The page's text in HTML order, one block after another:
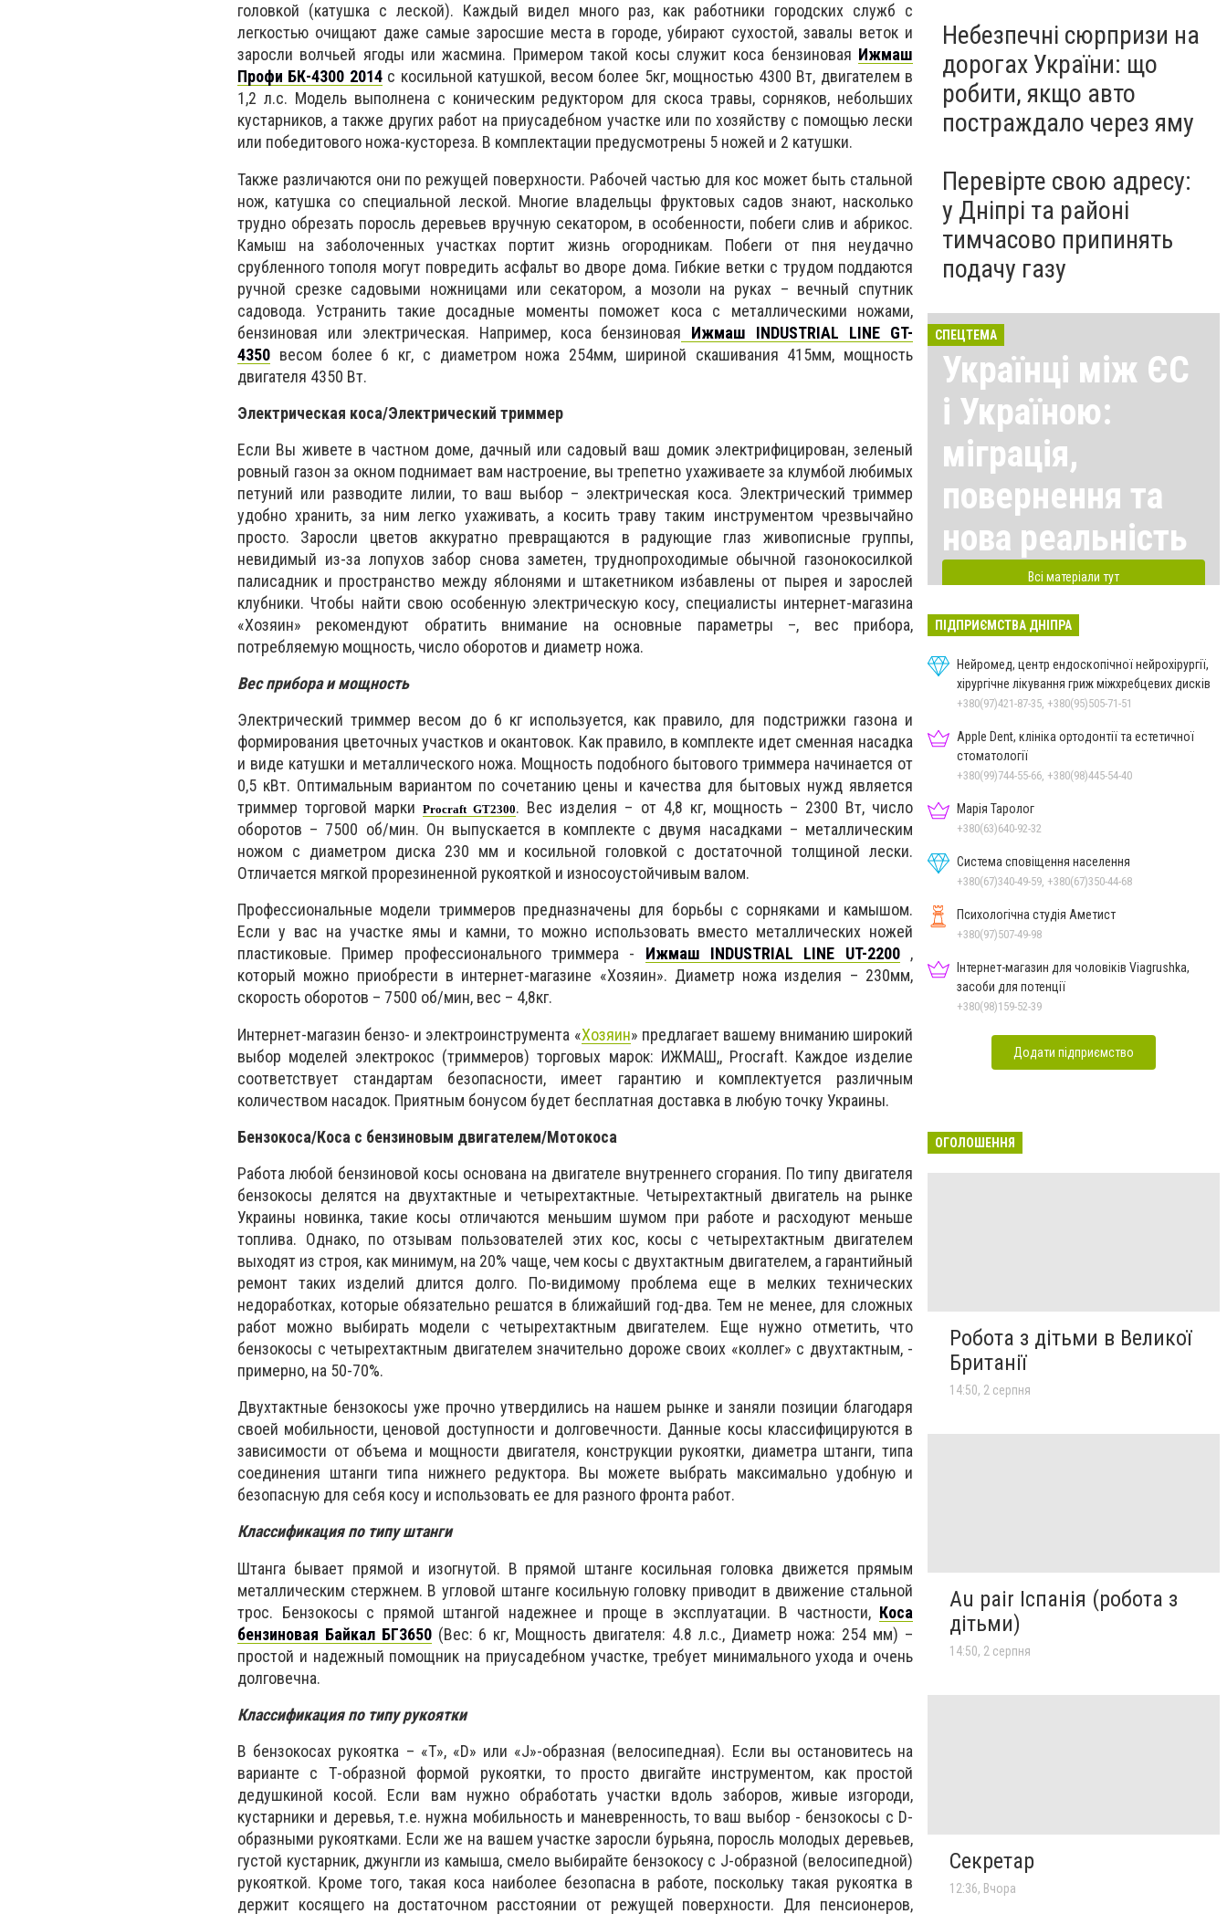
головкой (катушка с леской). Каждый видел много раз, как работники городских служб с
легкостью очищают даже самые заросшие места в городе, убирают сухостой, завалы веток и
заросли волчьей ягоды или жасмина. Примером такой косы служит коса бензиновая Ижмаш
Профи БК-4300 2014с косильной катушкой, весом более 5кг, мощностью 4300 Вт, двигателем в
1,2 л.с. Модель выполнена с коническим редуктором для скоса травы, сорняков, небольших
кустарников, а также других работ на приусадебном участке или по хозяйству с помощью лески
или победитового ножа-кустореза. В комплектации предусмотрены 5 ножей и 2 катушки.
Также различаются они по режущей поверхности. Рабочей частью для кос может быть стальной
нож, катушка со специальной леской. Многие владельцы фруктовых садов знают, насколько
трудно обрезать поросль деревьев вручную секатором, в особенности, побеги слив и абрикос.
Камыш на заболоченных участках портит жизнь огородникам. Побеги от пня неудачно
срубленного тополя могут повредить асфальт во дворе дома. Гибкие ветки с трудом поддаются
ручной срезке садовыми ножницами или секатором, а мозоли на руках – вечный спутник
садовода. Устранить такие досадные моменты поможет коса с металлическими ножами,
бензиновая или электрическая. Например, коса бензиновая Ижмаш INDUSTRIAL LINE GT-
4350 весом более 6 кг, с диаметром ножа 254мм, шириной скашивания 415мм, мощность
двигателя 4350 Вт.
Электрическая коса/Электрический триммер
Если Вы живете в частном доме, дачный или садовый ваш домик электрифицирован, зеленый
ровный газон за окном поднимает вам настроение, вы трепетно ухаживаете за клумбой любимых
петуний или разводите лилии, то ваш выбор – электрическая коса. Электрический триммер
удобно хранить, за ним легко ухаживать, а косить траву таким инструментом чрезвычайно
просто. Заросли цветов аккуратно превращаются в радующие глаз живописные группы,
невидимый из-за лопухов забор снова заметен, труднопроходимые обычной газонокосилкой
палисадник и пространство между яблонями и штакетником избавлены от пырея и зарослей
клубники. Чтобы найти свою особенную электрическую косу, специалисты интернет-магазина
«Хозяин» рекомендуют обратить внимание на основные параметры –, вес прибора,
потребляемую мощность, число оборотов и диаметр ножа.
Вес прибора и мощность
Электрический триммер весом до 6 кг используется, как правило, для подстрижки газона и
формирования цветочных участков и окантовок. Как правило, в комплекте идет сменная насадка
и виде катушки и металлического ножа. Мощность подобного бытового триммера начинается от
0,5 кВт. Оптимальным вариантом по сочетанию цены и качества для бытовых нужд является
триммер торговой маркиProcraft GT2300. Вес изделия – от 4,8 кг, мощность – 2300 Вт, число
оборотов – 7500 об/мин. Он выпускается в комплекте с двумя насадками – металлическим
ножом с диаметром диска 230 мм и косильной головкой с достаточной толщиной лески.
Отличается мягкой прорезиненной рукояткой и износоустойчивым валом.
Профессиональные модели триммеров предназначены для борьбы с сорняками и камышом.
Если у вас на участке ямы и камни, то можно использовать вместо металлических ножей
пластиковые. Пример профессионального триммера - Ижмаш INDUSTRIAL LINE UT-2200,
который можно приобрести в интернет-магазине «Хозяин». Диаметр ножа изделия – 230мм,
скорость оборотов – 7500 об/мин, вес – 4,8кг.
Интернет-магазин бензо- и электроинструмента «Хозяин» предлагает вашему вниманию широкий
выбор моделей электрокос (триммеров) торговых марок: ИЖМАШ,, Procraft. Каждое изделие
соответствует стандартам безопасности, имеет гарантию и комплектуется различным
количеством насадок. Приятным бонусом будет бесплатная доставка в любую точку Украины.
Бензокоса/Коса с бензиновым двигателем/Мотокоса
Работа любой бензиновой косы основана на двигателе внутреннего сгорания. По типу двигателя
бензокосы делятся на двухтактные и четырехтактные. Четырехтактный двигатель на рынке
Украины новинка, такие косы отличаются меньшим шумом при работе и расходуют меньше
топлива. Однако, по отзывам пользователей этих кос, косы с четырехтактным двигателем
выходят из строя, как минимум, на 20% чаще, чем косы с двухтактным двигателем, а гарантийный
ремонт таких изделий длится долго. По-видимому проблема еще в мелких технических
недоработках, которые обязательно решатся в ближайший год-два. Тем не менее, для сложных
работ можно выбирать модели с четырехтактным двигателем. Еще нужно отметить, что
бензокосы с четырехтактным двигателем значительно дороже своих «коллег» с двухтактным, -
примерно, на 50-70%.
Двухтактные бензокосы уже прочно утвердились на нашем рынке и заняли позиции благодаря
своей мобильности, ценовой доступности и долговечности. Данные косы классифицируются в
зависимости от объема и мощности двигателя, конструкции рукоятки, диаметра штанги, типа
соединения штанги типа нижнего редуктора. Вы можете выбрать максимально удобную и
безопасную для себя косу и использовать ее для разного фронта работ.
Классификация по типу штанги
Штанга бывает прямой и изогнутой. В прямой штанге косильная головка движется прямым
металлическим стержнем. В угловой штанге косильную головку приводит в движение стальной
трос. Бензокосы с прямой штангой надежнее и проще в эксплуатации. В частности, Коса
бензиновая Байкал БГ3650(Вес: 6 кг, Мощность двигателя: 4.8 л.с., Диаметр ножа: 254 мм) –
простой и надежный помощник на приусадебном участке, требует минимального ухода и очень
долговечна.
Классификация по типу рукоятки
В бензокосах рукоятка – «Т», «D» или «J»-образная (велосипедная). Если вы остановитесь на
варианте с Т-образной формой рукоятки, то просто двигайте инструментом, как простой
дедушкиной косой. Если вам нужно обработать участки вдоль заборов, живые изгороди,
кустарники и деревья, т.е. нужна мобильность и маневренность, то ваш выбор - бензокосы с D-
образными рукоятками. Если же на вашем участке заросли бурьяна, поросль молодых деревьев,
густой кустарник, джунгли из камыша, смело выбирайте бензокосу с J-образной (велосипедной)
рукояткой. Кроме того, такая коса наиболее безопасна в работе, поскольку такая рукоятка в
держит косящего на достаточном расстоянии от режущей поверхности. Для пенсионеров,
Небезпечні сюрпризи на
дорогах України: що
робити, якщо авто
постраждало через яму
Перевірте свою адресу:
у Дніпрі та районі
тимчасово припинять
подачу газу
СПЕЦТЕМА
Українці між ЄС
і Україною:
міграція,
повернення та
нова реальність
Всі матеріали тут
ПІДПРИЄМСТВА ДНІПРА
Нейромед, центр ендоскопічної нейрохірургії,
хірургічне лікування гриж міжхребцевих дисків
+380(97)421-87-35, +380(95)505-71-51
Apple Dent, клініка ортодонтії та естетичної
стоматології
+380(99)744-55-66, +380(98)445-54-40
Марія Таролог
+380(63)640-92-32
Система сповіщення населення
+380(67)340-49-59, +380(67)350-44-68
Психологічна студія Аметист
+380(97)507-49-98
Інтернет-магазин для чоловіків Viagrushka,
засоби для потенції
+380(98)159-52-39
Додати підприємство
ОГОЛОШЕННЯ
Робота з дітьми в Великої
Британії
14:50, 2 серпня
Au pair Іспанія (робота з
дітьми)
14:50, 2 серпня
Секретар
12:36, Вчора